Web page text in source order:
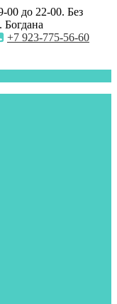
00 до 22-00. Без
Богдана
+7 923-775-56-60